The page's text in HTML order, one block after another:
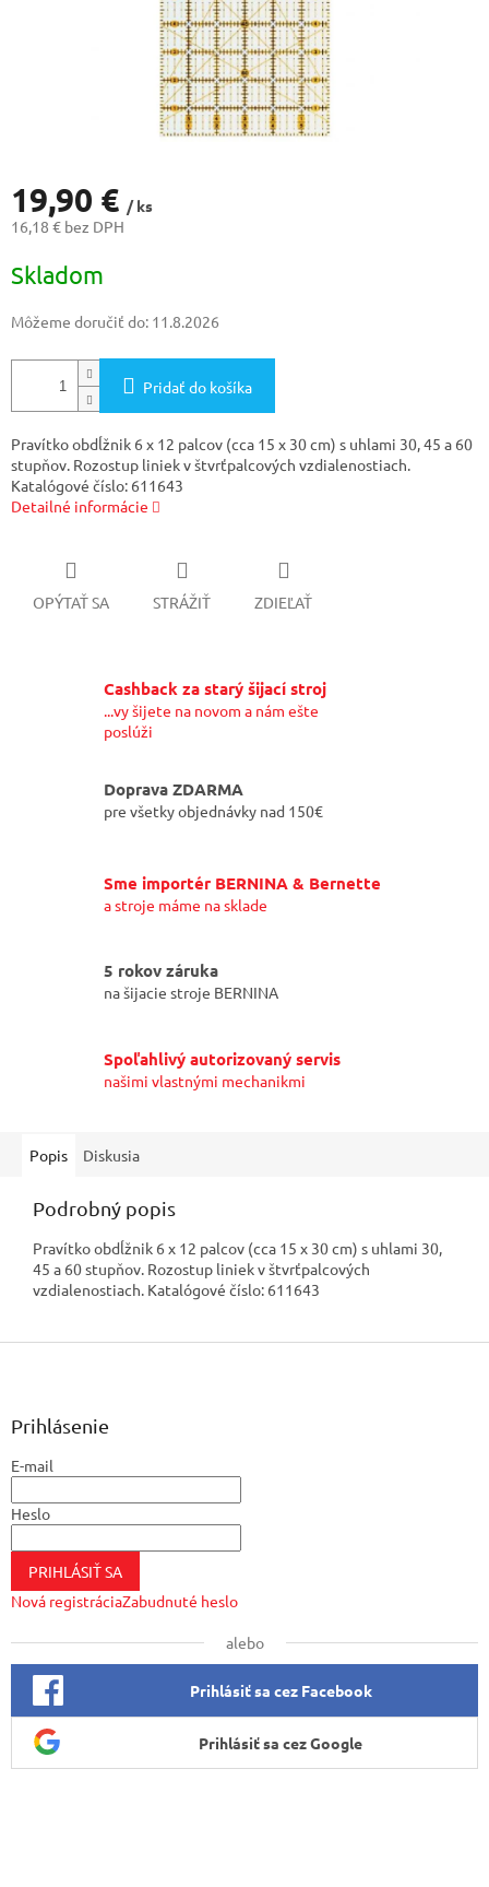
19,90 € / ks
16,18 € bez DPH
cena:
Skladom
Môžeme doručiť do: 11.8.2026
Pridať do košíka
Pravítko obdĺžnik 6 x 12 palcov (cca 15 x 30 cm) s uhlami 30, 45 a 60
stupňov. Rozostup liniek v štvrťpalcových vzdialenostiach.
Katalógové číslo: 611643
Detailné informácie
OPÝTAŤ SA STRÁŽIŤ ZDIEĽAŤ
Cashback za starý šijací stroj
...vy šijete na novom a nám ešte
poslúži
Doprava ZDARMA
pre všetky objednávky nad 150€
Sme importér BERNINA & Bernette
a stroje máme na sklade
5 rokov záruka
na šijacie stroje BERNINA
Spoľahlivý autorizovaný servis
našimi vlastnými mechanikmi
Popis Diskusia
Podrobný popis
Pravítko obdĺžnik 6 x 12 palcov (cca 15 x 30 cm) s uhlami 30,
45 a 60 stupňov. Rozostup liniek v štvrťpalcových
vzdialenostiach. Katalógové číslo: 611643
Prihlásenie
E-mail
Heslo
PRIHLÁSIŤ SA
Nová registráciaZabudnuté heslo
alebo
Prihlásiť sa cez Facebook
Prihlásiť sa cez Google